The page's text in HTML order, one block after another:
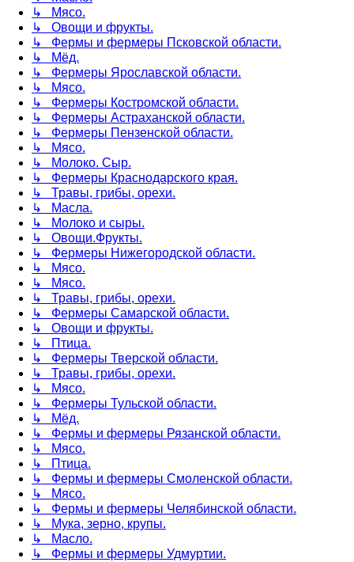
↳ Мясо.
↳ Овощи и фрукты.
↳ Фермы и фермеры Псковской области.
↳ Мёд.
↳ Фермеры Ярославской области.
↳ Мясо.
↳ Фермеры Костромской области.
↳ Фермеры Астраханской области.
↳ Фермеры Пензенской области.
↳ Мясо.
↳ Молоко. Сыр.
↳ Фермеры Краснодарского края.
↳ Травы, грибы, орехи.
↳ Масла.
↳ Молоко и сыры.
↳ Овощи.Фрукты.
↳ Фермеры Нижегородской области.
↳ Мясо.
↳ Мясо.
↳ Травы, грибы, орехи.
↳ Фермеры Самарской области.
↳ Овощи и фрукты.
↳ Птица.
↳ Фермеры Тверской области.
↳ Травы, грибы, орехи.
↳ Мясо.
↳ Фермеры Тульской области.
↳ Мёд.
↳ Фермы и фермеры Рязанской области.
↳ Мясо.
↳ Птица.
↳ Фермы и фермеры Смоленской области.
↳ Мясо.
↳ Фермы и фермеры Челябинской области.
↳ Мука, зерно, крупы.
↳ Масло.
↳ Фермы и фермеры Удмуртии.